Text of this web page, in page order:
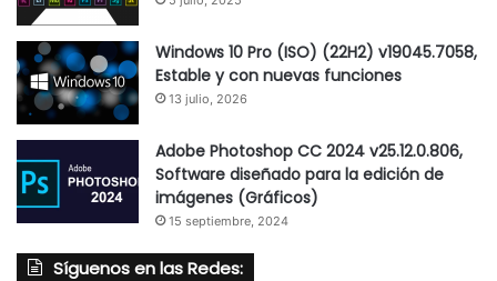
Windows 10 Pro (ISO) (22H2) v19045.7058,
Estable y con nuevas funciones
13 julio, 2026
Adobe Photoshop CC 2024 v25.12.0.806,
Software diseñado para la edición de
imágenes (Gráficos)
15 septiembre, 2024
Síguenos en las Redes: